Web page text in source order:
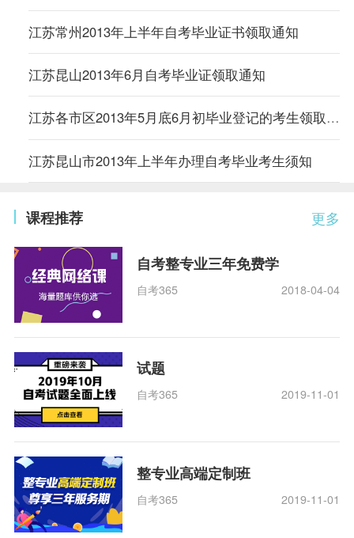
江苏常州2013年上半年自考毕业证书领取通知
江苏昆山2013年6月自考毕业证领取通知
江苏各市区2013年5月底6月初毕业登记的考生领取毕业证书
江苏昆山市2013年上半年办理自考毕业考生须知
更多
课程推荐
自考整专业三年免费学
自考365 2018-04-04
试题
自考365 2019-11-01
整专业高端定制班
自考365 2019-11-01